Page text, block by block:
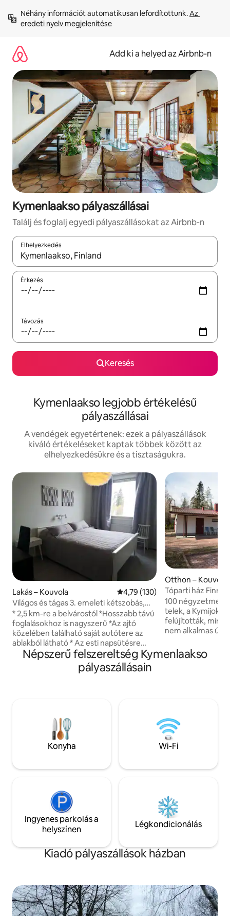
tartalomra
Néhány információt automatikusan lefordítottunk. Az
eredeti nyelv megjelenítése
Add ki a helyed az Airbnb-n
Kymenlaakso pályaszállásai
Találj és foglalj egyedi pályaszállásokat az Airbnb-n
Elhelyezkedés
Az eredmények között a felfelé és a lefelé nyíllal
Érkezés
Távozás
Keresés
Kymenlaakso legjobb értékelésű
pályaszállásai
A vendégek egyetértenek: ezek a pályaszállások
kiváló értékeléseket kaptak többek között az
elhelyezkedésükre és a tisztaságukra.
Lakás – Kouvola Átlagos értékelés: 5/4,79, 130
4,79 (130)
Világos és tágas 3. emeleti kétszobás,
üvegezett erkély
* 2,5 km-re a belvárostól *Hosszabb távú
foglalásokhoz is nagyszerű *Az ajtó
közelében található saját autótere az
ablakból látható * Az esti napsütésre
néző mázas erkély *Szabályozható
függönyök, beleértve és *Hálószoba 160
széles ággyal és két 90 cm széles ággyal
harapópályától/sípályától és a
kutyaparktól *Júniusban egy
hűtőberendezés és egy asztali ventilátor
is segít *Pokemon Go: 6 edzőterem és
Otthon – Kouvola
Tóparti ház
100
telek, a Kymijoki
felújították,
nem alkalmas
alkalmas (a
díjban). A ház
szabadtéri
étterem, 800 m-
pedig egy fedett
Népszerű felszereltség Kymenlaakso
pályaszállásain
Konyha Wi-Fi
Ingyenes parkolás a
helyszínen
Légkondicionálás
Kiadó pályaszállások házban